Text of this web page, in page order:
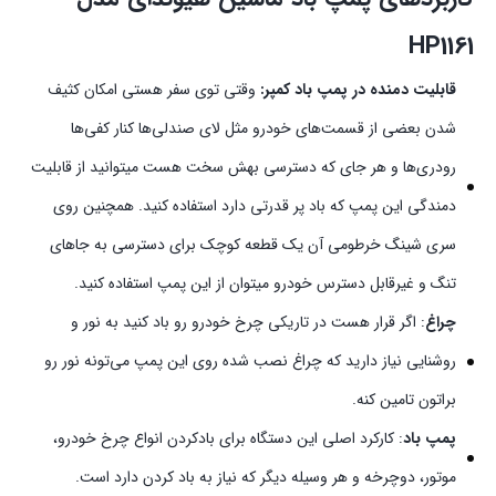
HP1161
قابلیت دمنده در پمپ باد کمپر: وقتی توی سفر هستی امکان کثیف
شدن بعضی از قسمت‌های خودرو مثل لای صندلی‌ها کنار کفی‌ها
رودری‌ها و هر جای که دسترسی بهش سخت هست میتوانید از قابلیت
دمندگی این پمپ که باد پر قدرتی دارد استفاده کنید. همچنین روی
سری شینگ خرطومی آن یک قطعه کوچک برای دسترسی به جاهای
تنگ و غیرقابل دسترس خودرو میتوان از این پمپ استفاده کنید.
چراغ: اگر قرار هست در تاریکی چرخ خودرو رو باد کنید به نور و
روشنایی نیاز دارید که چراغ نصب شده روی این پمپ می‌تونه نور رو
براتون تامین کنه.
پمپ باد: کارکرد اصلی این دستگاه برای بادکردن انواع چرخ‌ خودرو،
موتور، دوچرخه و هر وسیله دیگر که نیاز به باد کردن دارد است.